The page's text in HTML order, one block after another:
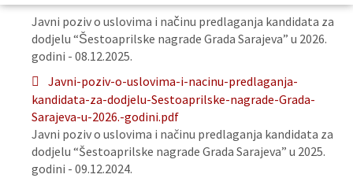
Javni poziv o uslovima i načinu predlaganja kandidata za
dodjelu “Šestoaprilske nagrade Grada Sarajeva” u 2026.
godini - 08.12.2025.
Javni-poziv-o-uslovima-i-nacinu-predlaganja-
kandidata-za-dodjelu-Sestoaprilske-nagrade-Grada-
Sarajeva-u-2026.-godini.pdf
Javni poziv o uslovima i načinu predlaganja kandidata za
dodjelu “Šestoaprilske nagrade Grada Sarajeva” u 2025.
godini - 09.12.2024.